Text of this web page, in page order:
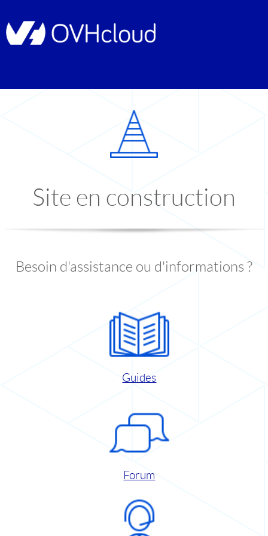
Site en construction
Besoin d'assistance ou d'informations ?
Guides
Forum